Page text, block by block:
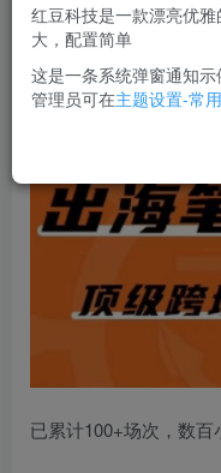
出海笔记操盘手Club会
已累计100+场次，数百
红豆科技是一款漂亮优
大，配置简单
这是一条系统弹窗通知示
管理员可在主题设置-常